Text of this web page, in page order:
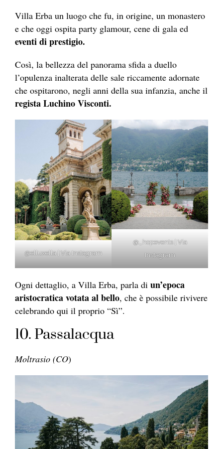
Villa Erba un luogo che fu, in origine, un monastero
e che oggi ospita party glamour, cene di gala ed
eventi di prestigio.
Così, la bellezza del panorama sfida a duello
l’opulenza inalterata delle sale riccamente adornate
che ospitarono, negli anni della sua infanzia, anche il
regista Luchino Visconti.
@elluxella | Via Instagram
@_hopevents | Via
Instagram
Ogni dettaglio, a Villa Erba, parla di un’epoca
aristocratica votata al bello, che è possibile rivivere
celebrando qui il proprio “Sì”.
10. Passalacqua
Moltrasio (CO)